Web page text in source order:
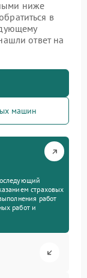
ниже
в
ответ на
машин
страховых
работ
работ и